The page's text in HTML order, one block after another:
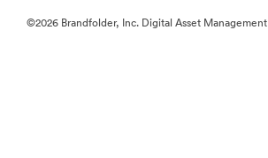
©2026 Brandfolder, Inc. Digital Asset Management